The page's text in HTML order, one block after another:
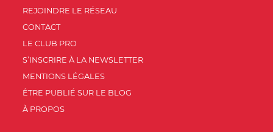
REJOINDRE LE RÉSEAU
CONTACT
LE CLUB PRO
S’INSCRIRE À LA NEWSLETTER
MENTIONS LÉGALES
ÊTRE PUBLIÉ SUR LE BLOG
À PROPOS